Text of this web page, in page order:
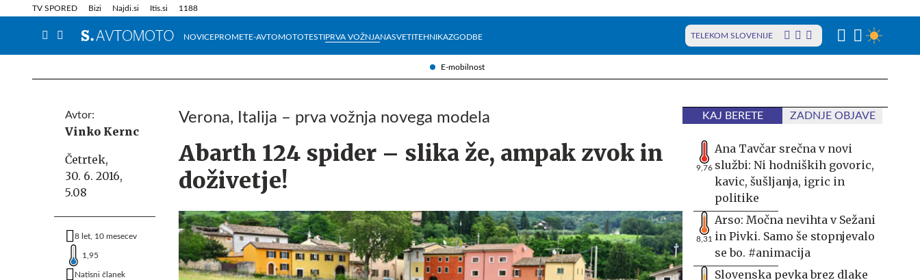
E-mobilnost
TV SPORED Bizi Najdi.si Itis.si 1188
NOVICEPROMETE-AVTOMOTOTESTIPRVA VOŽNJANASVETITEHNIKAZGODBE TELEKOM SLOVENIJE
Info in obvestila Tehnik
Avtor:
Vinko Kernc
Četrtek,
30. 6. 2016,
5.08
8 let, 10 mesecev
1,95
Natisni članek
Verona, Italija – prva vožnja novega modela
Abarth 124 spider – slika že, ampak zvok in
doživetje!
KAJ BERETE ZADNJE OBJAVE
9,76
Ana Tavčar srečna v novi
službi: Ni hodniških govoric,
kavic, šušljanja, igric in
politike
8,31
Arso: Močna nevihta v Sežani
in Pivki. Samo še stopnjevalo
se bo. #animacija
Slovenska pevka brez dlake